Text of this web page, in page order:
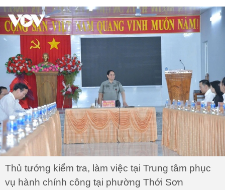
Thủ tướng kiểm tra, làm việc tại Trung tâm phục
vụ hành chính công tại phường Thới Sơn